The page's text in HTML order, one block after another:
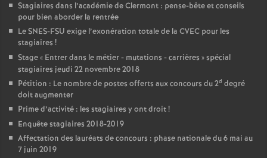
Stagiaires dans l’académie de Clermont : pense-bête et conseils
pour bien aborder la rentrée
Le SNES-FSU exige l’exonération totale de la CVEC pour les
stagiaires !
Stage « Entrer dans le métier - mutations - carrières » spécial
stagiaires jeudi 22 novembre 2018
Pétition : Le nombre de postes offerts aux concours du 2d degré
doit augmenter
Prime d’activité : les stagiaires y ont droit!
Enquête stagiaires 2018-2019
Affectation des lauréats de concours : phase nationale du 6 mai au
7 juin 2019